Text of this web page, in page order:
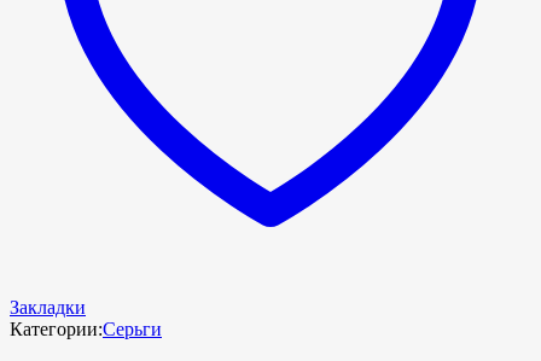
Закладки
Категории:Серьги